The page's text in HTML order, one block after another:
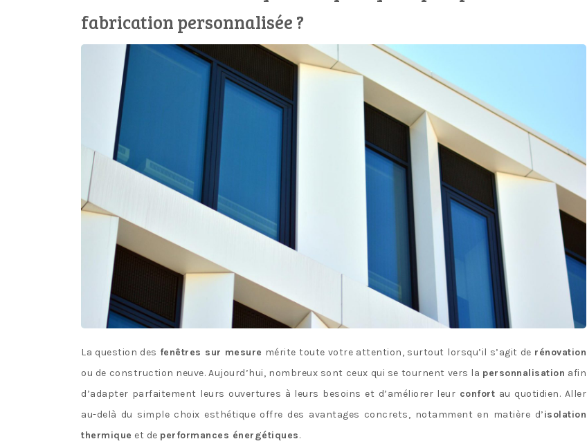
fabrication personnalisée ?
La question des fenêtres sur mesure mérite toute votre attention, surtout lorsqu’il s’agit de rénovation
ou de construction neuve. Aujourd’hui, nombreux sont ceux qui se tournent vers la personnalisation afin
d’adapter parfaitement leurs ouvertures à leurs besoins et d’améliorer leur confort au quotidien. Aller
au-delà du simple choix esthétique offre des avantages concrets, notamment en matière d’isolation
thermique et de performances énergétiques.